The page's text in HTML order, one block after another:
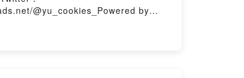
@yu_cookies_Powered by